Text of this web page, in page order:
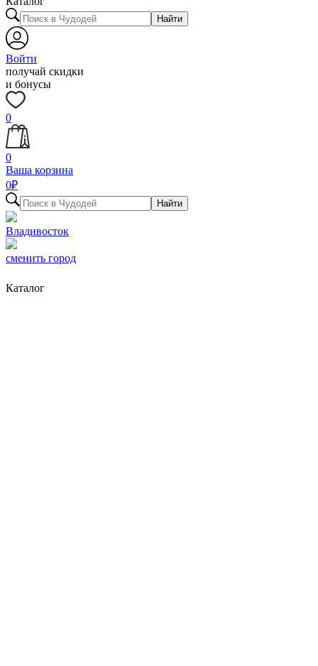
Найти
Войти
получай скидки
и бонусы
0
0
Ваша корзина
0₽
Найти
Владивосток
сменить город
Каталог